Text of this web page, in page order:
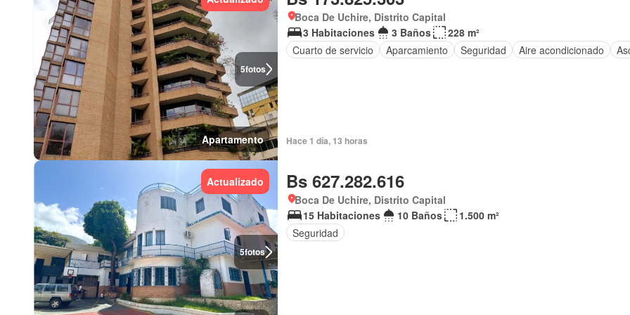
5fotos
Apartamento
Boca De Uchire, Distrito Capital
3 Habitaciones
3 Baños
228 m²
Cuarto de servicio
Aparcamiento Seguridad Aire acondicionado
Hace 1 día, 13 horas
5fotos
Actualizado Bs 627.282.616
Boca De Uchire, Distrito Capital
15 Habitaciones
10 Baños
1.500 m²
Seguridad